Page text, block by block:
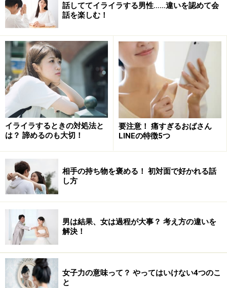
なし
「まわりに意識が向けられる人」は「話しかけたい人」
話しかけづらい人1. ダルそうな座り方をし
浅く腰掛けて、スッと背筋を伸ばすと、印象アップ。
話しかけられやすい人と話しかけにくい人の差は「姿
勢」にあります。
もたれに寄りかかってふんぞり返ったり、猫背で丸まっ
ていたり、机にグデッと伏せていたり、足を前に投げ出
か？ 当然、まわりも無意識に「機嫌が悪いのかな？」と
感じてしまいます。
話しててイライラする男性……違いを認めて会
話を楽しむ！
イライラするときの対処法と
は？ 諦めるのも大切！
要注意！ 痛すぎるおばさん
LINEの特徴5つ
相手の持ち物を褒める！ 初対面で好かれる話
し方
男は結果、女は過程が大事？ 考え方の違いを
解決！
女子力の意味って？ やってはいけない4つのこ
と